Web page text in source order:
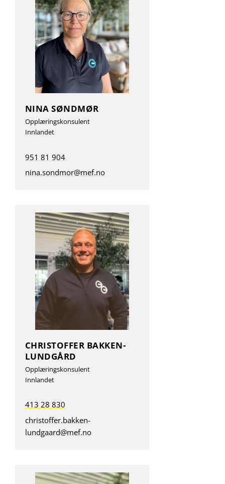
NINA SØNDMØR
Opplæringskonsulent
Innlandet
951 81 904
nina.sondmor@mef.no
CHRISTOFFER BAKKEN-
LUNDGÅRD
Opplæringskonsulent
Innlandet
413 28 830
christoffer.bakken-
lundgaard@mef.no